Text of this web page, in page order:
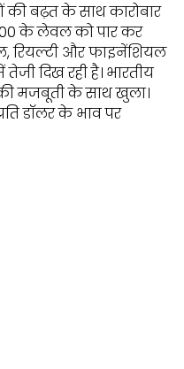
बढ़त के साथ कारोबार
के लेवल को पार कर
रियल्टी और फाइनेंशियल
दिख रही है। भारतीय
मजबूती के साथ खुला।
डॉलर के भाव पर